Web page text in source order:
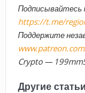
Подписывайтесь
https://t.me/
Поддержите
Crypto —
Другие